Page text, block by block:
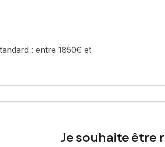
: entre 1850€ et
Je souhaite être